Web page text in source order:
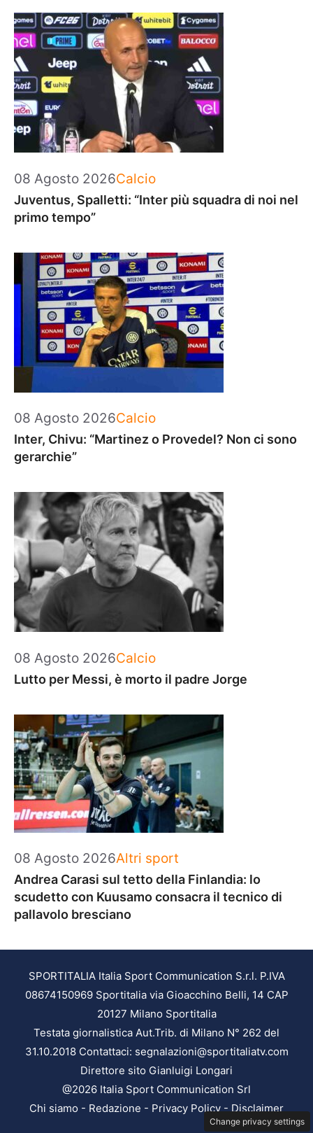
08 Agosto 2026Categorie
Calcio
Juventus, Spalletti: “Inter più squadra di noi nel
primo tempo”
08 Agosto 2026Categorie
Calcio
Inter, Chivu: “Martinez o Provedel? Non ci sono
gerarchie”
08 Agosto 2026Categorie
Calcio
Lutto per Messi, è morto il padre Jorge
08 Agosto 2026Categorie
Altri sport
Andrea Carasi sul tetto della Finlandia: lo
scudetto con Kuusamo consacra il tecnico di
pallavolo bresciano
SPORTITALIA Italia Sport Communication S.r.l. P.IVA
08674150969 Sportitalia via Gioacchino Belli, 14 CAP
20127 Milano Sportitalia
Testata giornalistica Aut.Trib. di Milano N° 262 del
31.10.2018 Contattaci: segnalazioni@sportitaliatv.com
Direttore sito Gianluigi Longari
@2026 Italia Sport Communication Srl
Chi siamo - Redazione - Privacy Policy-Disclaimer
Change privacy settings